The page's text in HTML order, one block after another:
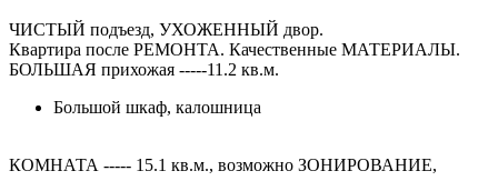
ЧИСТЫЙ подъезд, УХОЖЕННЫЙ двор.
Квартира после РЕМОНТА. Качественные МАТЕРИАЛЫ.
БОЛЬШАЯ прихожая -----11.2 кв.м.
Большой шкаф, калошница
КОМНАТА ----- 15.1 кв.м., возможно ЗОНИРОВАНИЕ,